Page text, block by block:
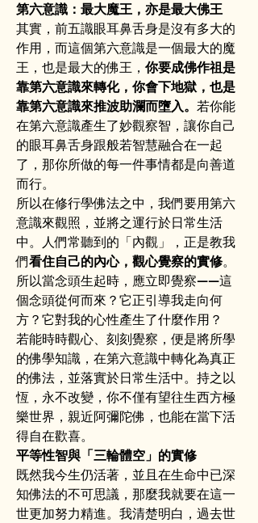
第六意識：最大魔王，亦是最大佛王
其實，前五識眼耳鼻舌身是沒有多大的
作用，而這個第六意識是一個最大的魔
王，也是最大的佛王， 你要成佛作祖是
靠第六意識來轉化，你會下地獄，也是
靠第六意識來推波助瀾而墮入。 若你能
在第六意識產生了妙觀察智，讓你自己
的眼耳鼻舌身跟般若智慧融合在一起
了，那你所做的每一件事情都是向善道
而行。
所以在修行學佛法之中，我們要用第六
意識來觀照，並將之運行於日常生活
中。人們常聽到的「內觀」，正是教我
們看住自己的內心，觀心覺察的實修。
所以當念頭生起時，應立即覺察——這
個念頭從何而來？它正引導我走向何
方？它對我的心性產生了什麼作用？
若能時時觀心、刻刻覺察，便是將所學
的佛學知識，在第六意識中轉化為真正
的佛法，並落實於日常生活中。持之以
恆，永不改變，你不僅有望往生西方極
樂世界，親近阿彌陀佛，也能在當下活
得自在歡喜。
平等性智與「三輪體空」的實修
既然我今生仍活著，並且在生命中已深
知佛法的不可思議，那麼我就要在這一
世更加努力精進。我清楚明白，過去世